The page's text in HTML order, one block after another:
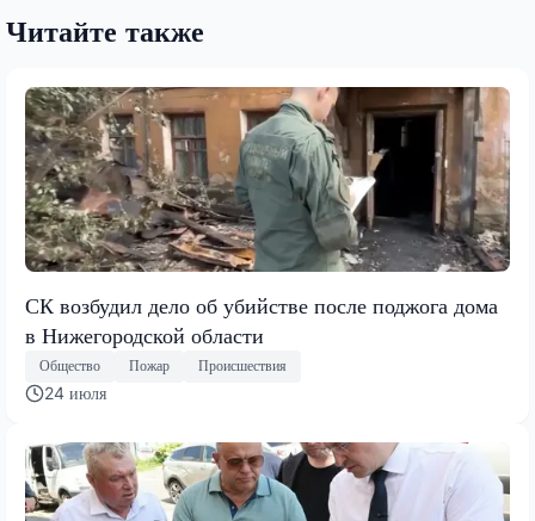
Читайте также
СК возбудил дело об убийстве после поджога дома
в Нижегородской области
Общество Пожар Происшествия
24 июля